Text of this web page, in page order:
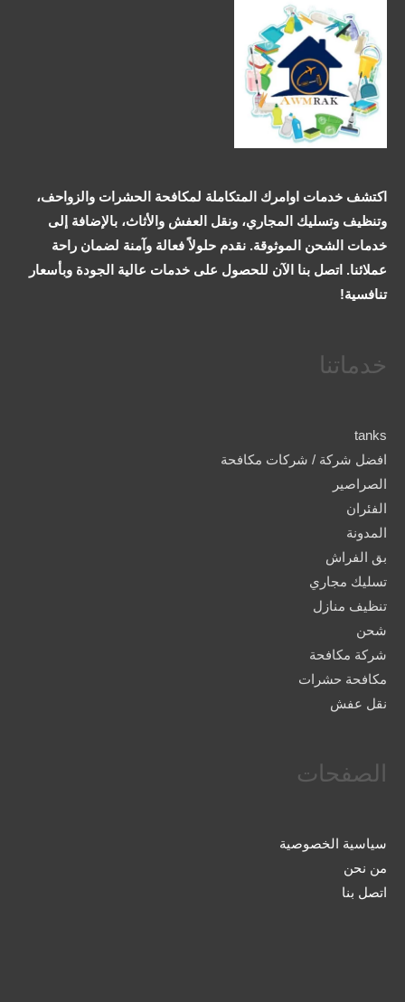
اكتشف خدمات اوامرك المتكاملة لمكافحة الحشرات والزواحف،
وتنظيف وتسليك المجاري، ونقل العفش والأثاث، بالإضافة إلى
خدمات الشحن الموثوقة. نقدم حلولاً فعالة وآمنة لضمان راحة
عملائنا. اتصل بنا الآن للحصول على خدمات عالية الجودة وبأسعار
تنافسية!
خدماتنا
tanks
افضل شركة / شركات مكافحة
الصراصير
الفئران
المدونة
بق الفراش
تسليك مجاري
تنظيف منازل
شحن
شركة مكافحة
مكافحة حشرات
نقل عفش
الصفحات
سياسية الخصوصية
من نحن
اتصل بنا